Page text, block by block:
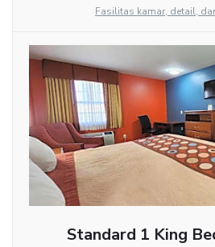
Fasilitas kamar, detail,
Standard 1 King